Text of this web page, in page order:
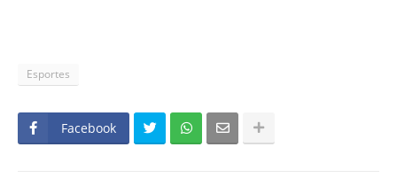
Esportes
Facebook